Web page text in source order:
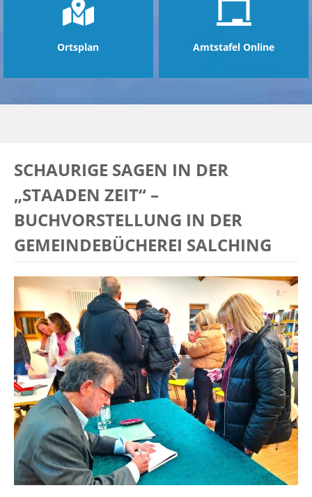
Ortsplan Amtstafel Online
SCHAURIGE SAGEN IN DER
„STAADEN ZEIT“ –
BUCHVORSTELLUNG IN DER
GEMEINDEBÜCHEREI SALCHING